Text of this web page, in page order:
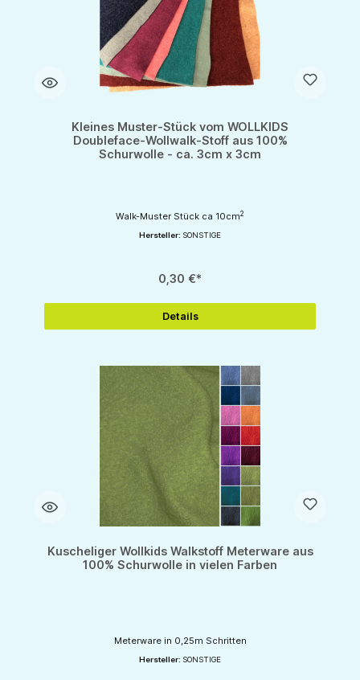
Kleines Muster-Stück vom WOLLKIDS
Doubleface-Wollwalk-Stoff aus 100%
Schurwolle - ca. 3cm x 3cm
Walk-Muster Stück ca 10cm2
Hersteller: SONSTIGE
0,30 €*
Details
Kuscheliger Wollkids Walkstoff Meterware aus
100% Schurwolle in vielen Farben
Meterware in 0,25m Schritten
Hersteller: SONSTIGE